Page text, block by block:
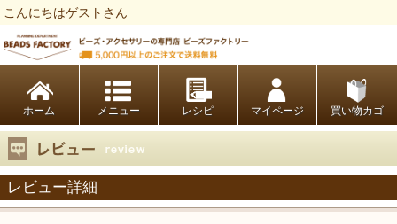
こんにちはゲストさん
ホーム レシピ マイページ 買い物カゴ
レビュー詳細